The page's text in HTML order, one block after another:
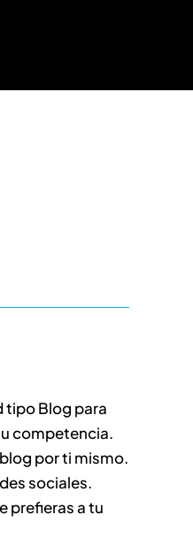
tipo Blog para
competencia.
por ti mismo.
sociales.
prefieras a tu